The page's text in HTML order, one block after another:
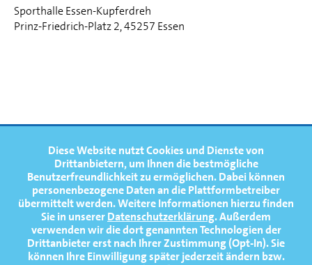
Diese Website nutzt Cookies und Dienste von
Drittanbietern, um Ihnen die bestmögliche
Benutzerfreundlichkeit zu ermöglichen.Dabei können
personenbezogene Daten an die Plattformbetreiber
übermittelt werden. Weitere Informationen hierzu finden
Sie in unsererDatenschutzerklärung. Außerdem
verwenden wir die dort genannten Technologien der
Drittanbieter erst nach Ihrer Zustimmung (Opt-In). Sie
können Ihre Einwilligung später jederzeit ändern bzw.
Sporthalle Essen-Kupferdreh
Prinz-Friedrich-Platz 2, 45257 Essen
FOOTERNAVIGATION
NEWS
TERMINE
MEDIATHEK
PRESSE
FAQ